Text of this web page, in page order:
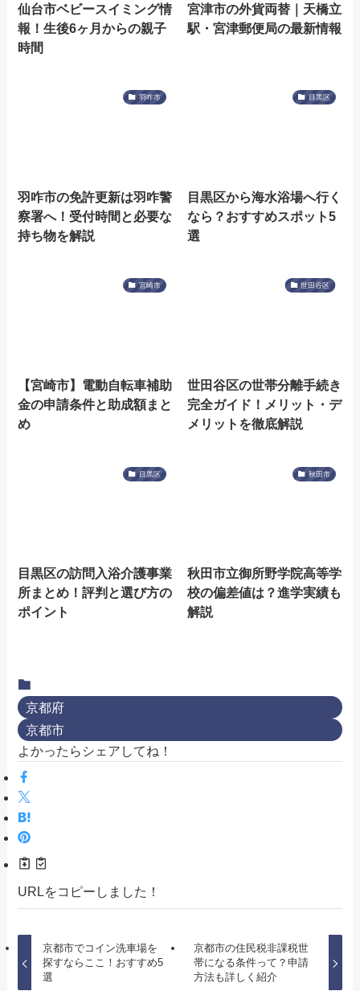
仙台市ベビースイミング情
報！生後6ヶ月からの親子
時間
宮津市の外貨両替｜天橋立
駅・宮津郵便局の最新情報
羽咋市
羽咋市の免許更新は羽咋警
察署へ！受付時間と必要な
持ち物を解説
目黒区
目黒区から海水浴場へ行く
なら？おすすめスポット5
選
宮崎市
【宮崎市】電動自転車補助
金の申請条件と助成額まと
め
世田谷区
世田谷区の世帯分離手続き
完全ガイド！メリット・デ
メリットを徹底解説
目黒区
目黒区の訪問入浴介護事業
所まとめ！評判と選び方の
ポイント
秋田市
秋田市立御所野学院高等学
校の偏差値は？進学実績も
解説
京都府
京都市
よかったらシェアしてね！
URLをコピーしました！
京都市でコイン洗車場を
探すならここ！おすすめ5
選
京都市の住民税非課税世
帯になる条件って？申請
方法も詳しく紹介